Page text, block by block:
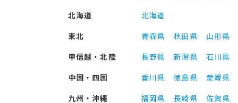
北海道
北海道
東北
青森県 秋田県 山形県
甲信越・北陸
長野県 新潟県 石川県
中国・四国
香川県 徳島県 愛媛県
九州・沖縄
福岡県 長崎県 佐賀県